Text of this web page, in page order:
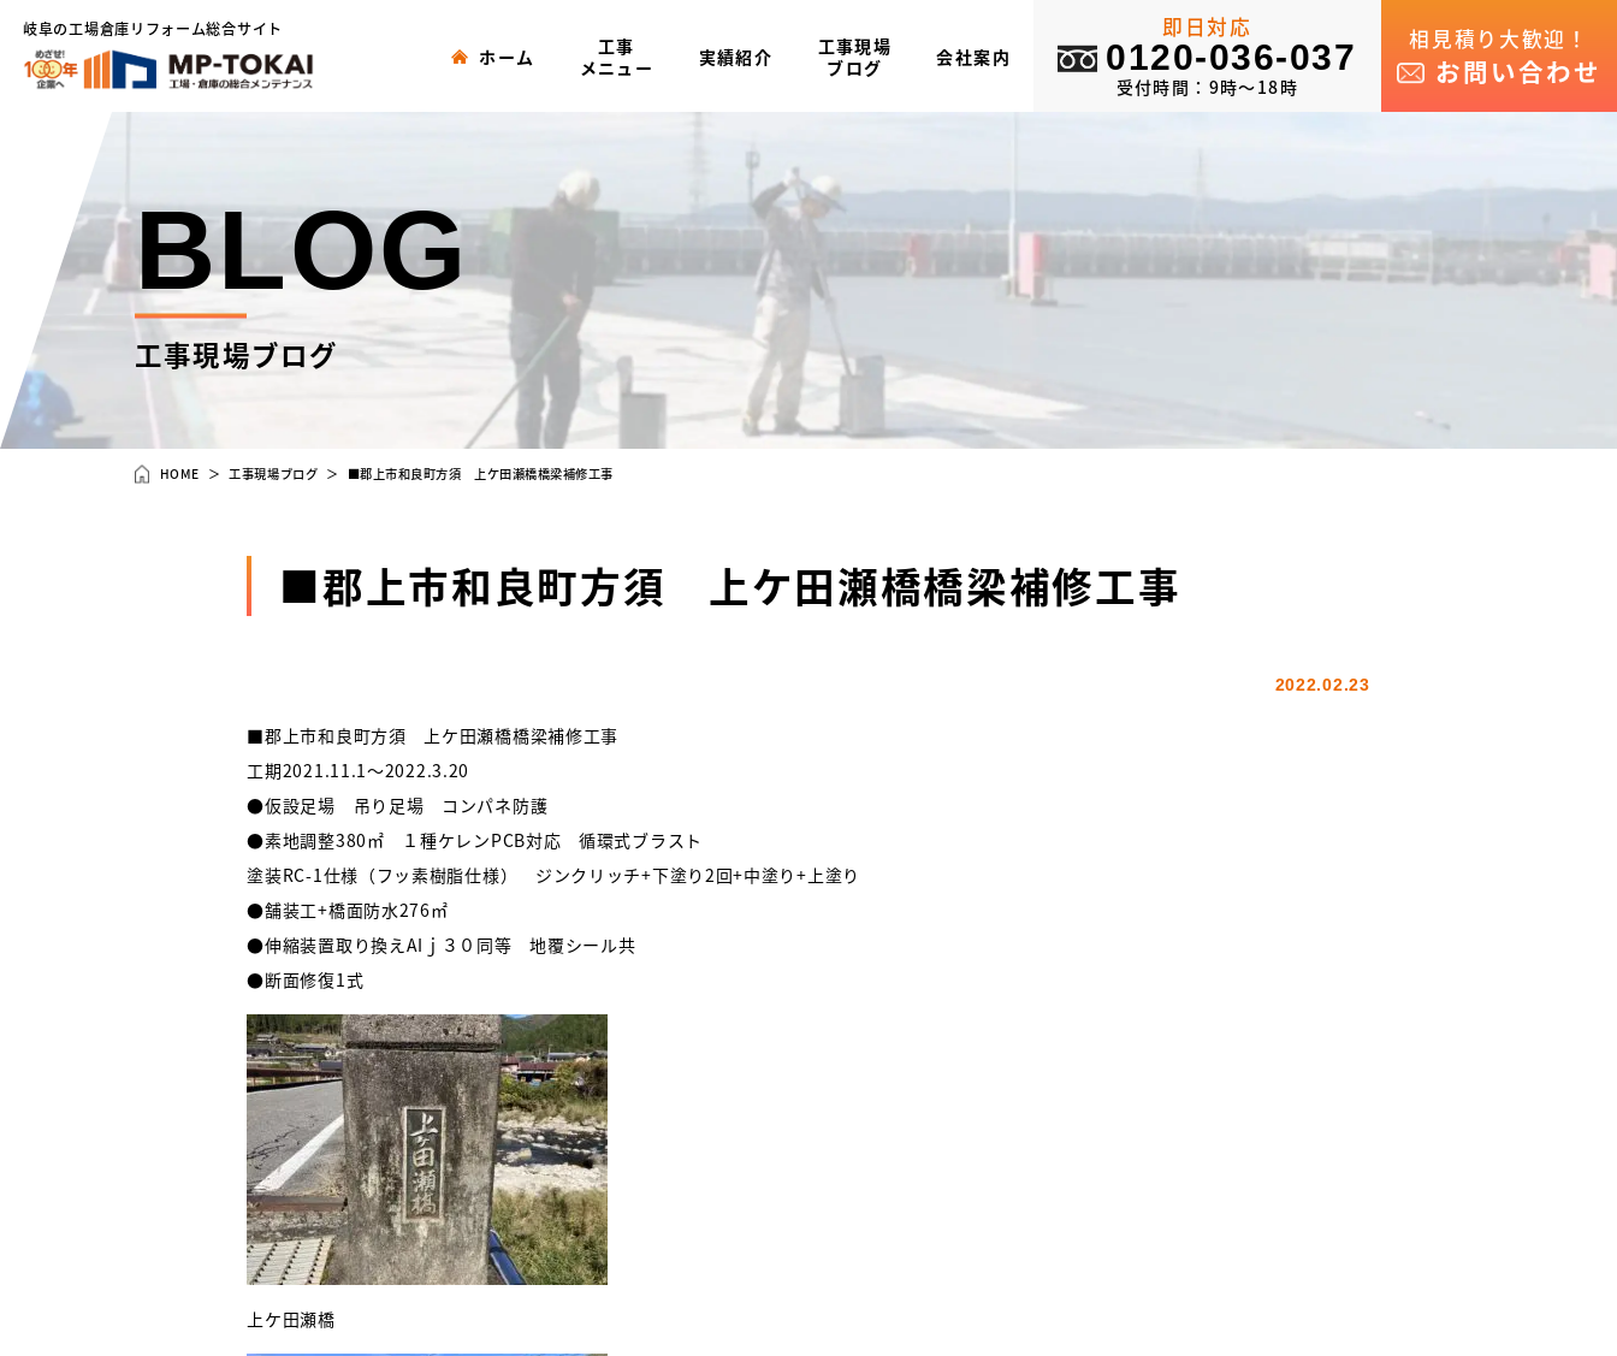
岐阜の工場倉庫リフォーム総合サイト
ホーム
工事
メニュー
実績紹介
工事現場
ブログ
会社案内
即日対応
0120-036-037
受付時間：9時～18時
相見積り大歓迎！
お問い合わせ
BLOG
工事現場ブログ
HOME 工事現場ブログ ■郡上市和良町方須 上ケ田瀬橋橋梁補修工事
■郡上市和良町方須 上ケ田瀬橋橋梁補修工事
2022.02.23
■郡上市和良町方須 上ケ田瀬橋橋梁補修工事
工期2021.11.1～2022.3.20
●仮設足場 吊り足場 コンパネ防護
●素地調整380㎡ １種ケレンPCB対応 循環式ブラスト
塗装RC-1仕様（フッ素樹脂仕様） ジンクリッチ+下塗り2回+中塗り+上塗り
●舗装工+橋面防水276㎡
●伸縮装置取り換えAIｊ３０同等 地覆シール共
●断面修復1式
上ケ田瀬橋